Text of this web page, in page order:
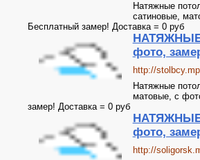
Натяжные
сатиновые,
Бесплатный замер! Доставка = 0 руб
НАТЯЖНЫЕ
фото,
http://
Натяжные
матовые, с
замер! Доставка = 0 руб
НАТЯЖНЫЕ
фото,
http://